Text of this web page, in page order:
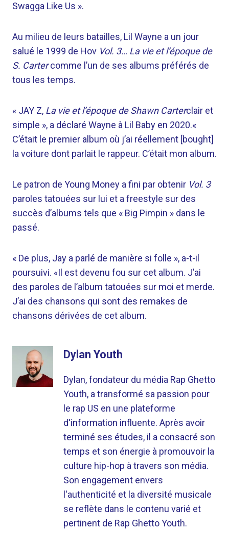
Swagga Like Us ».
Au milieu de leurs batailles, Lil Wayne a un jour
salué le 1999 de Hov Vol. 3… La vie et l’époque de
S. Cartercomme l’un de ses albums préférés de
tous les temps.
« JAY Z, La vie et l’époque de Shawn Carterclair et
simple », a déclaré Wayne à Lil Baby en 2020.«
C’était le premier album où j’ai réellement [bought]
la voiture dont parlait le rappeur. C’était mon album.
Le patron de Young Money a fini par obtenir Vol. 3
paroles tatouées sur lui et a freestyle sur des
succès d’albums tels que « Big Pimpin » dans le
passé.
« De plus, Jay a parlé de manière si folle », a-t-il
poursuivi. «Il est devenu fou sur cet album. J’ai
des paroles de l’album tatouées sur moi et merde.
J’ai des chansons qui sont des remakes de
chansons dérivées de cet album.
Dylan Youth
Dylan, fondateur du média Rap Ghetto
Youth, a transformé sa passion pour
le rap US en une plateforme
d'information influente. Après avoir
terminé ses études, il a consacré son
temps et son énergie à promouvoir la
culture hip-hop à travers son média.
Son engagement envers
l'authenticité et la diversité musicale
se reflète dans le contenu varié et
pertinent de Rap Ghetto Youth.